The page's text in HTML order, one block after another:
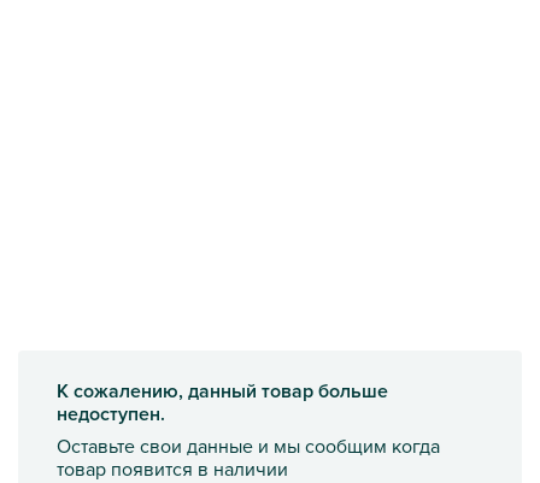
К сожалению, данный товар больше
недоступен.
Оставьте свои данные и мы сообщим когда
товар появится в наличии